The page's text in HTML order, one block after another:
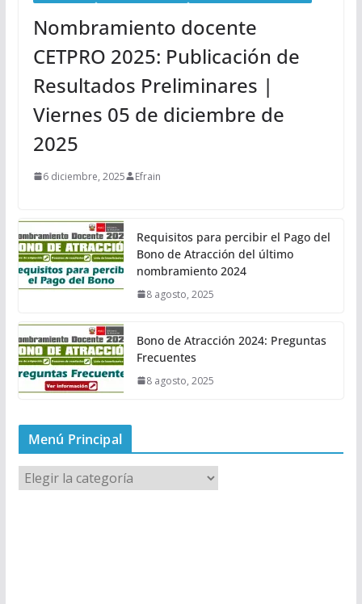
Nombramiento docente
CETPRO 2025: Publicación de
Resultados Preliminares |
Viernes 05 de diciembre de
2025
6 diciembre, 2025 Efrain
Requisitos para percibir el Pago del
Bono de Atracción del último
nombramiento 2024
8 agosto, 2025
Bono de Atracción 2024: Preguntas
Frecuentes
8 agosto, 2025
Menú Principal
M
e